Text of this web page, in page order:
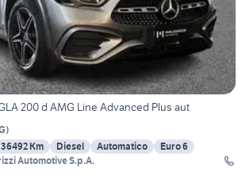
200 d AMG Line Advanced Plus aut
)
36492 Km Diesel Automatico
Euro 6
Automotive S.p.A.